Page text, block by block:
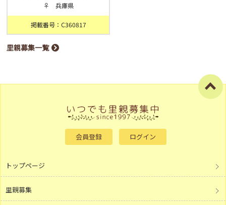
♀ 兵庫県
掲載番号：C360817
里親募集一覧
会員登録 ログイン
トップページ
里親募集